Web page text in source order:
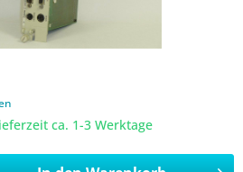
ca. 1-3 Werktage